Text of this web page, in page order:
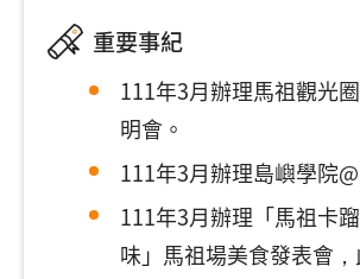
重要事紀
111年3月辦理馬祖觀光
明會。
111年3月辦理島嶼學院
111年3月辦理「馬祖卡
味」馬祖場美食發表會